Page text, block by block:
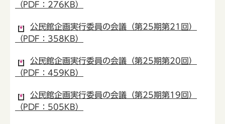
（PDF：276KB）
公民館企画実行委員の会議（第25期第21回）
（PDF：358KB）
公民館企画実行委員の会議（第25期第20回）
（PDF：459KB）
公民館企画実行委員の会議（第25期第19回）
（PDF：505KB）